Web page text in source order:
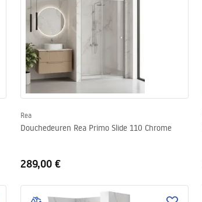
Rea
Douchedeuren Rea Primo Slide 110 Chrome
289,00 €